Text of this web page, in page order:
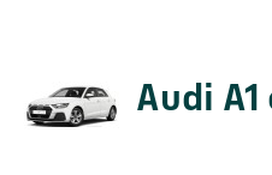
Audi